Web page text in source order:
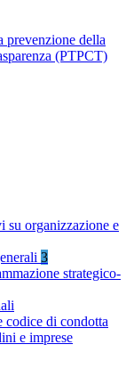
prevenzione della
(PTPCT)
su organizzazione e
3
strategico-
codice di condotta
e imprese